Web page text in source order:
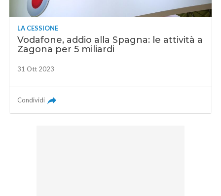
LA CESSIONE
Vodafone, addio alla Spagna: le attività a
Zagona per 5 miliardi
31 Ott 2023
Condividi